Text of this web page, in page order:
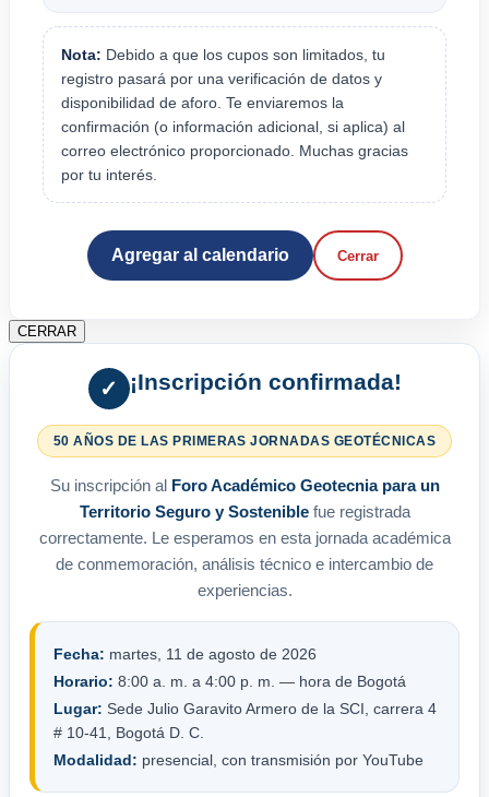
Nota: Debido a que los cupos son limitados, tu
registro pasará por una verificación de datos y
disponibilidad de aforo. Te enviaremos la
confirmación (o información adicional, si aplica) al
correo electrónico proporcionado. Muchas gracias
por tu interés.
Agregar al calendario Cerrar
CERRAR
✓ ¡Inscripción confirmada!
50 AÑOS DE LAS PRIMERAS JORNADAS GEOTÉCNICAS
Su inscripción al Foro Académico Geotecnia para un
Territorio Seguro y Sosteniblefue registrada
correctamente. Le esperamos en esta jornada académica
de conmemoración, análisis técnico e intercambio de
experiencias.
Fecha: martes, 11 de agosto de 2026
Horario: 8:00 a. m. a 4:00 p. m. — hora de Bogotá
Lugar: Sede Julio Garavito Armero de la SCI, carrera 4
# 10-41, Bogotá D. C.
Modalidad: presencial, con transmisión por YouTube